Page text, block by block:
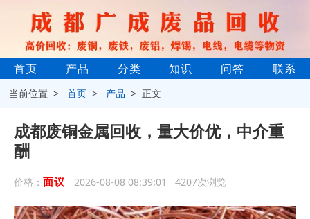
首页 产品 分类 知识 问答 联系
当前位置 >首页 > 产品 > 正文
成都废铜金属回收，量大价优，中介重
酬
价格： 面议 2026-08-08 08:39:01 4207次浏览